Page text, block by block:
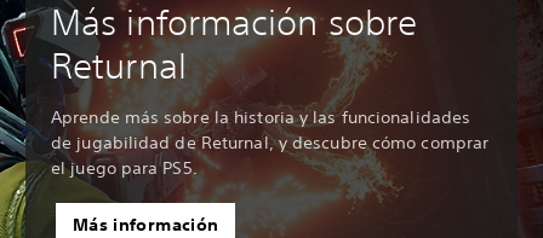
Más información sobre
Returnal
Aprende más sobre la historia y las funcionalidades
de jugabilidad de Returnal, y descubre cómo comprar
el juego para PS5.
Más información